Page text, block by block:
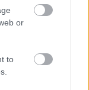
or
to
a